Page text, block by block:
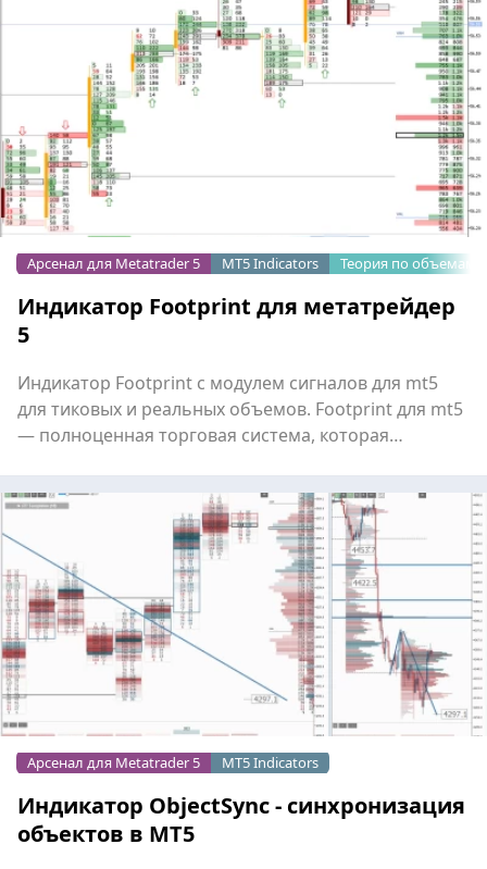
Арсенал для Metatrader 5 MT5 Indicators Теория по объемам
Индикатор Footprint для метатрейдер
5
Индикатор Footprint с модулем сигналов для mt5
для тиковых и реальных объемов. Footprint для mt5
— полноценная торговая система, которая
Арсенал для Metatrader 5 MT5 Indicators
Индикатор ObjectSync - синхронизация
объектов в MT5